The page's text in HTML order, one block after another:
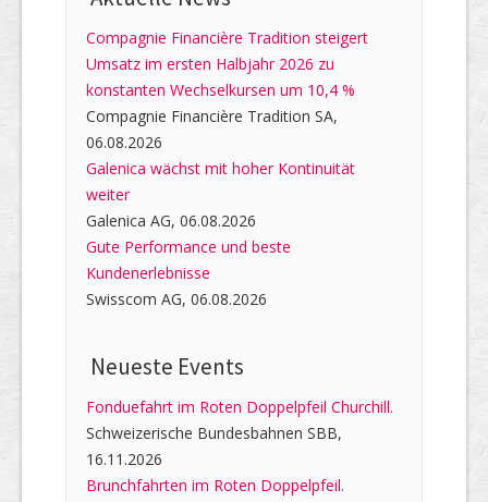
Compagnie Financière Tradition steigert
Umsatz im ersten Halbjahr 2026 zu
konstanten Wechselkursen um 10,4 %
Compagnie Financière Tradition SA,
06.08.2026
Galenica wächst mit hoher Kontinuität
weiter
Galenica AG, 06.08.2026
Gute Performance und beste
Kundenerlebnisse
Swisscom AG, 06.08.2026
Neueste Events
Fonduefahrt im Roten Doppelpfeil Churchill.
Schweizerische Bundesbahnen SBB,
16.11.2026
Brunchfahrten im Roten Doppelpfeil.